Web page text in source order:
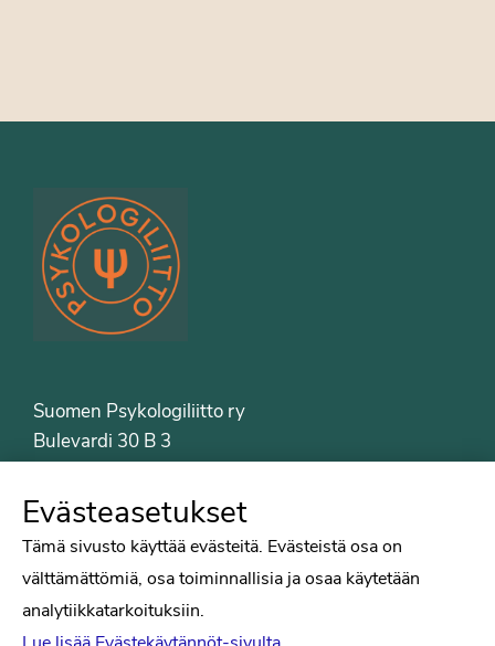
Suomen Psykologiliitto ry
Bulevardi 30 B 3
00120 Helsinki
Puh. 09-6122 9122
Psykologiliiton sivut
Työelämä
Tiede
Evästeasetukset
Tämä sivusto käyttää evästeitä. Evästeistä osa on
välttämättömiä, osa toiminnallisia ja osaa käytetään
analytiikkatarkoituksiin.